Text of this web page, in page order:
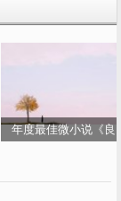
年度最佳微小说《良